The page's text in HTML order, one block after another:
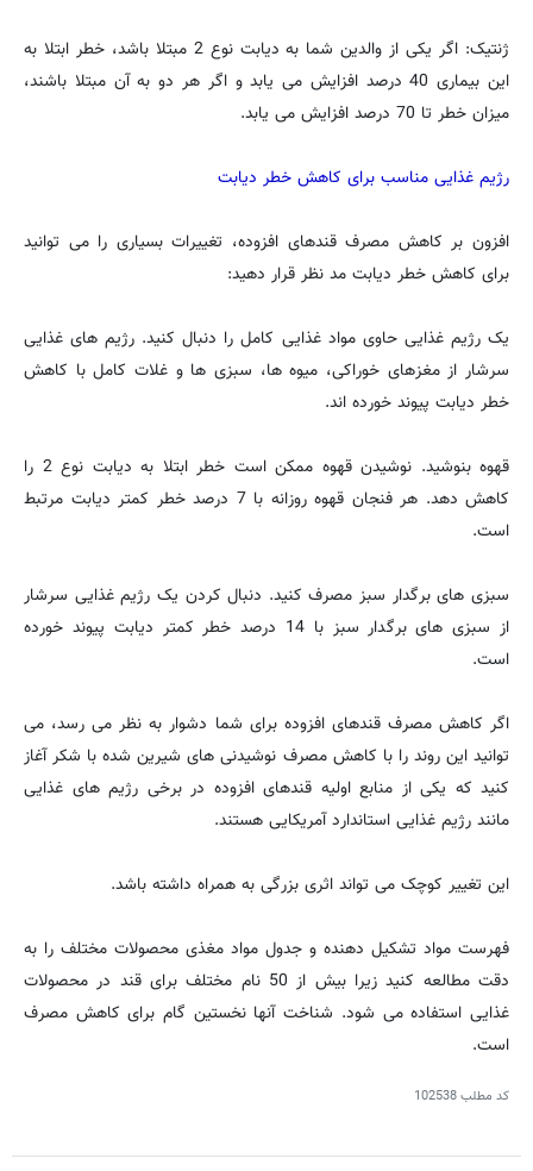
ژنتیک: اگر یکی از والدین شما به دیابت نوع 2 مبتلا باشد، خطر ابتلا به
این بیماری 40 درصد افزایش می یابد و اگر هر دو به آن مبتلا باشند،
میزان خطر تا 70 درصد افزایش می یابد.
رژیم غذایی مناسب برای کاهش خطر دیابت
افزون بر کاهش مصرف قندهای افزوده، تغییرات بسیاری را می توانید
برای کاهش خطر دیابت مد نظر قرار دهید:
یک رژیم غذایی حاوی مواد غذایی کامل را دنبال کنید. رژیم های غذایی
سرشار از مغزهای خوراکی، میوه ها، سبزی ها و غلات کامل با کاهش
خطر دیابت پیوند خورده اند.
قهوه بنوشید. نوشیدن قهوه ممکن است خطر ابتلا به دیابت نوع 2 را
کاهش دهد. هر فنجان قهوه روزانه با 7 درصد خطر کمتر دیابت مرتبط
است.
سبزی های برگدار سبز مصرف کنید. دنبال کردن یک رژیم غذایی سرشار
از سبزی های برگدار سبز با 14 درصد خطر کمتر دیابت پیوند خورده
است.
اگر کاهش مصرف قندهای افزوده برای شما دشوار به نظر می رسد، می
توانید این روند را با کاهش مصرف نوشیدنی های شیرین شده با شکر آغاز
کنید که یکی از منابع اولیه قندهای افزوده در برخی رژیم های غذایی
مانند رژیم غذایی استاندارد آمریکایی هستند.
این تغییر کوچک می تواند اثری بزرگی به همراه داشته باشد.
فهرست مواد تشکیل دهنده و جدول مواد مغذی محصولات مختلف را به
دقت مطالعه کنید زیرا بیش از 50 نام مختلف برای قند در محصولات
غذایی استفاده می شود. شناخت آنها نخستین گام برای کاهش مصرف
است.
کد مطلب102538